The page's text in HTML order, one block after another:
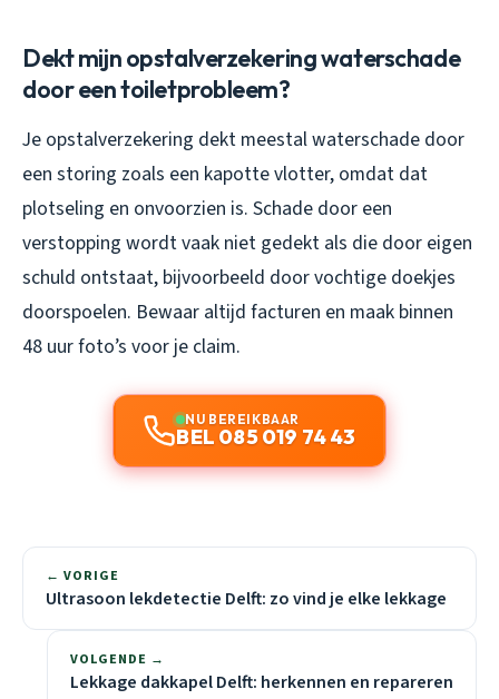
Dekt mijn opstalverzekering waterschade
door een toiletprobleem?
Je opstalverzekering dekt meestal waterschade door
een storing zoals een kapotte vlotter, omdat dat
plotseling en onvoorzien is. Schade door een
verstopping wordt vaak niet gedekt als die door eigen
schuld ontstaat, bijvoorbeeld door vochtige doekjes
doorspoelen. Bewaar altijd facturen en maak binnen
48 uur foto’s voor je claim.
NU BEREIKBAAR
BEL 085 019 74 43
← VORIGE
Ultrasoon lekdetectie Delft: zo vind je elke lekkage
VOLGENDE →
Lekkage dakkapel Delft: herkennen en repareren